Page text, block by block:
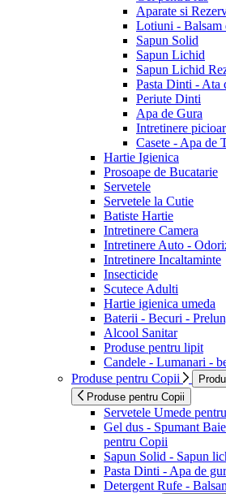
Aparate si
Lotiuni - Balsam
Sapun Solid
Sapun Lichid
Sapun Lichid
Pasta Dinti - Ata
Periute Dinti
Apa de Gura
Intretinere
Casete - Apa de
Hartie Igienica
Prosoape de Bucatarie
Servetele
Servetele la Cutie
Batiste Hartie
Intretinere Camera
Intretinere Auto -
Intretinere Incaltaminte
Insecticide
Scutece Adulti
Hartie igienica umeda
Baterii - Becuri -
Alcool Sanitar
Produse pentru lipit
Candele - Lumanari -
Produse pentru Copii
Produse pentru Copii
Servetele Umede
Gel dus - Spumant
pentru Copii
Sapun Solid - Sapun
Pasta Dinti - Apa de
Detergent Rufe -